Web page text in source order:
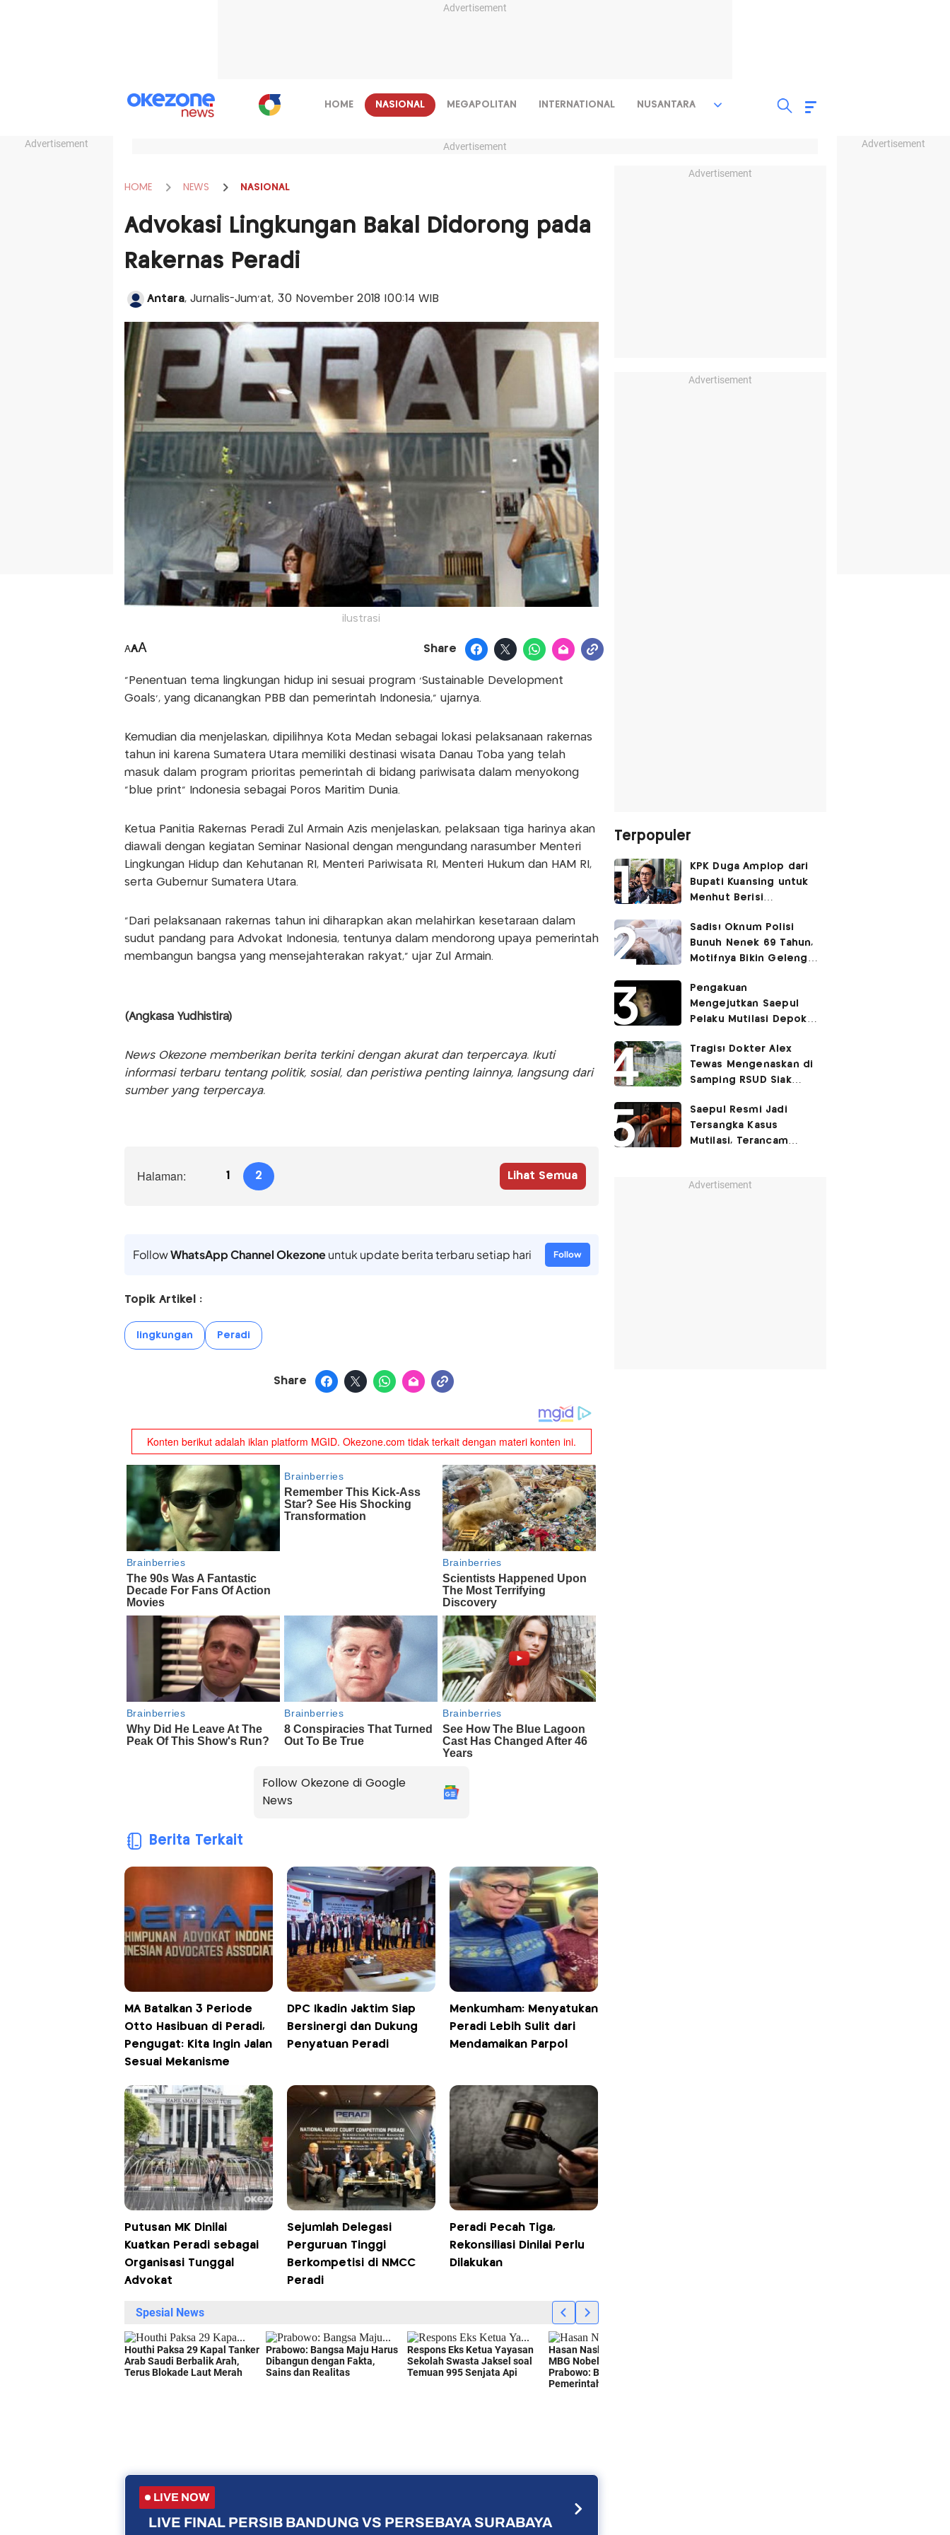
Advertisement
Advertisement Advertisement
HOME NASIONAL MEGAPOLITAN INTERNATIONAL NUSANTARA
Advertisement
HOME NEWS NASIONAL
Advokasi Lingkungan Bakal Didorong pada
Rakernas Peradi
Antara, Jurnalis-Jum'at, 30 November 2018 |00:14 WIB
ilustrasi
AAA Share
"Penentuan tema lingkungan hidup ini sesuai program 'Sustainable Development
Goals', yang dicanangkan PBB dan pemerintah Indonesia," ujarnya.
Kemudian dia menjelaskan, dipilihnya Kota Medan sebagai lokasi pelaksanaan rakernas
tahun ini karena Sumatera Utara memiliki destinasi wisata Danau Toba yang telah
masuk dalam program prioritas pemerintah di bidang pariwisata dalam menyokong
"blue print" Indonesia sebagai Poros Maritim Dunia.
Ketua Panitia Rakernas Peradi Zul Armain Azis menjelaskan, pelaksaan tiga harinya akan
diawali dengan kegiatan Seminar Nasional dengan mengundang narasumber Menteri
Lingkungan Hidup dan Kehutanan RI, Menteri Pariwisata RI, Menteri Hukum dan HAM RI,
serta Gubernur Sumatera Utara.
"Dari pelaksanaan rakernas tahun ini diharapkan akan melahirkan kesetaraan dalam
sudut pandang para Advokat Indonesia, tentunya dalam mendorong upaya pemerintah
membangun bangsa yang mensejahterakan rakyat," ujar Zul Armain.
(Angkasa Yudhistira)
News Okezone memberikan berita terkini dengan akurat dan terpercaya. Ikuti
informasi terbaru tentang politik, sosial, dan peristiwa penting lainnya, langsung dari
sumber yang terpercaya.
Halaman: 1 2 Lihat Semua
FollowWhatsApp Channel Okezoneuntuk update berita terbaru setiap hari Follow
Topik Artikel :
lingkungan Peradi
Share
Follow Okezone di Google
News
Berita Terkait
MA Batalkan 3 Periode
Otto Hasibuan di Peradi,
Pengugat: Kita Ingin Jalan
Sesuai Mekanisme
DPC Ikadin Jaktim Siap
Bersinergi dan Dukung
Penyatuan Peradi
Menkumham: Menyatukan
Peradi Lebih Sulit dari
Mendamaikan Parpol
Putusan MK Dinilai
Kuatkan Peradi sebagai
Organisasi Tunggal
Advokat
Sejumlah Delegasi
Perguruan Tinggi
Berkompetisi di NMCC
Peradi
Peradi Pecah Tiga,
Rekonsiliasi Dinilai Perlu
Dilakukan
LIVE NOW
LIVE FINAL PERSIB BANDUNG VS PERSEBAYA SURABAYA
Advertisement
Advertisement
Terpopuler
KPK Duga Amplop dari
Bupati Kuansing untuk
Menhut Berisi
Pengembaliannya
Belum Utuh
Sadis! Oknum Polisi
Bunuh Nenek 69 Tahun,
Motifnya Bikin Geleng
Pengakuan
Mengejutkan Saepul
Pelaku Mutilasi Depok:
Korban di Kontrakan
Tragis! Dokter Alex
Tewas Mengenaskan di
Samping RSUD Siak
Rocuronium
Saepul Resmi Jadi
Tersangka Kasus
Mutilasi, Terancam
Advertisement